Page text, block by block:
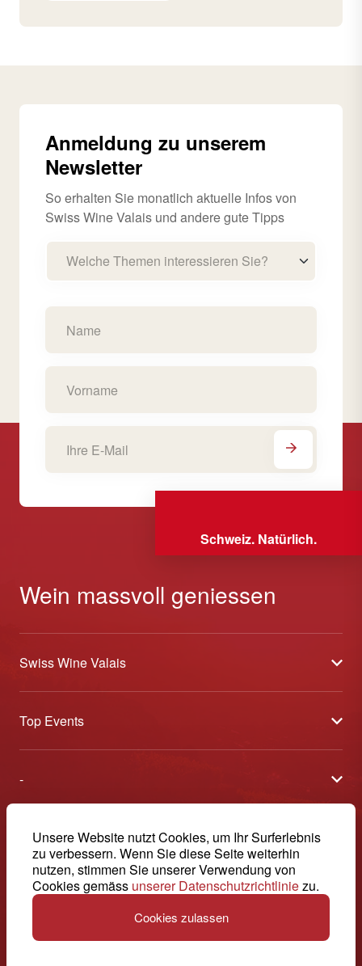
Unsere Website nutzt Cookies, um Ihr Surferlebnis
zu verbessern. Wenn Sie diese Seite weiterhin
nutzen, stimmen Sie unserer Verwendung von
Cookies gemäss unserer Datenschutzrichtliniezu.
Cookies zulassen
Anmeldung zu unserem
Newsletter
So erhalten Sie monatlich aktuelle Infos von
Swiss Wine Valais und andere gute Tipps
Welche Themen interessieren Sie?
Schweiz. Natürlich.
Wein massvoll geniessen
Swiss Wine Valais
Über uns
Allgemeine Geschäftsbedingungen
Top Events
Offene Weinkeller
Tavolata
Etoiles du Valais
-
Swiss Wine Valais - Avenue de la Gare 2 - CP 144 - 1964
+41 27 345 40 80
info@swisswinevalais.ch
Impressum
Deutsch (Schweiz)